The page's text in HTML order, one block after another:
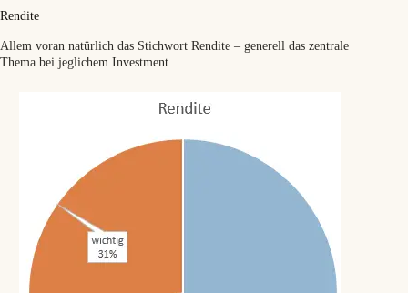
Rendite
Allem voran natürlich das Stichwort Rendite – generell das zentrale
Thema bei jeglichem Investment.